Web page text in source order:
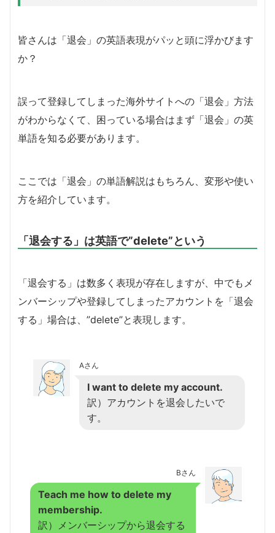
皆さんは「退会」の英語表現がパッと頭に浮かびます
か？
誤って登録してしまった海外サイトへの「退会」方法
がわからなくて、困っている場合はまず「退会」の英
単語を知る必要があります。
ここでは「退会」の単語解説はもちろん、変形や使い
方を紹介しています。
「退会する」は英語で”delete”という
「退会する」は数多く表現が存在しますが、中でもメ
ンバーシップや登録してしまったアカウントを「退会
する」場合は、”delete”と表現します。
Aさん
I want to delete my account.
訳）アカウントを退会したいで
す。
Bさん
Teach me how to delete my
membership.
訳）メンバーシップから退会する